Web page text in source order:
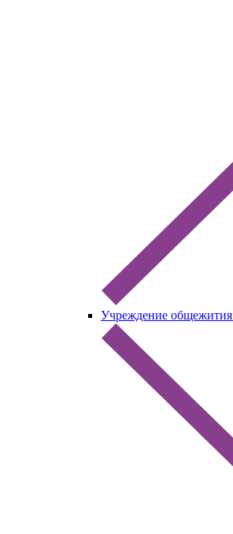
Учреждение общежития